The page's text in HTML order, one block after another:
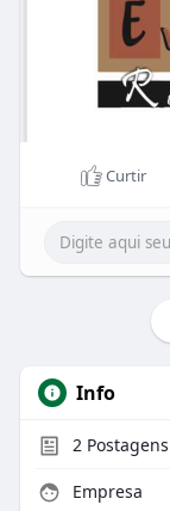
Curtir
Info
2Postagens
Empresa